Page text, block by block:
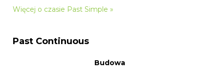
Więcej o czasie Past Simple »
Past Continuous
Budowa